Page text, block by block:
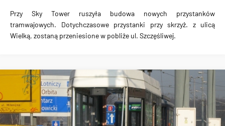
Przy Sky Tower ruszyła budowa nowych przystanków
tramwajowych. Dotychczasowe przystanki przy skrzyż. z ulicą
Wielką, zostaną przeniesione w pobliże ul. Szczęśliwej.